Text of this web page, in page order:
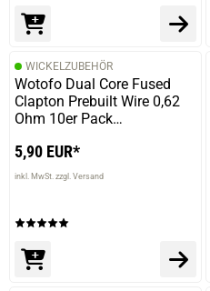
prev
WICKELZUBEHÖR
Wotofo Dual Core Fused
Clapton Prebuilt Wire 0,62
Ohm 10er Pack
5,90 EUR*
inkl. MwSt. zzgl. Versand